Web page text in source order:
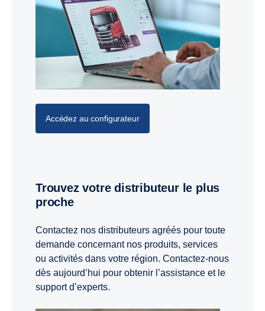
Accédez au configurateur
Trouvez votre distributeur le plus
proche
Contactez nos distributeurs agréés pour toute
demande concernant nos produits, services
ou activités dans votre région. Contactez-nous
dès aujourd’hui pour obtenir l’assistance et le
support d’experts.